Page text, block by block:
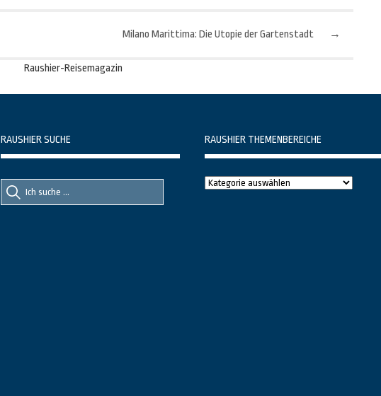
→
Milano Marittima: Die Utopie der Gartenstadt
Raushier-Reisemagazin
RAUSHIER SUCHE
Suche
nach::
Suche
nach:
RAUSHIER THEMENBEREICHE
Raushier